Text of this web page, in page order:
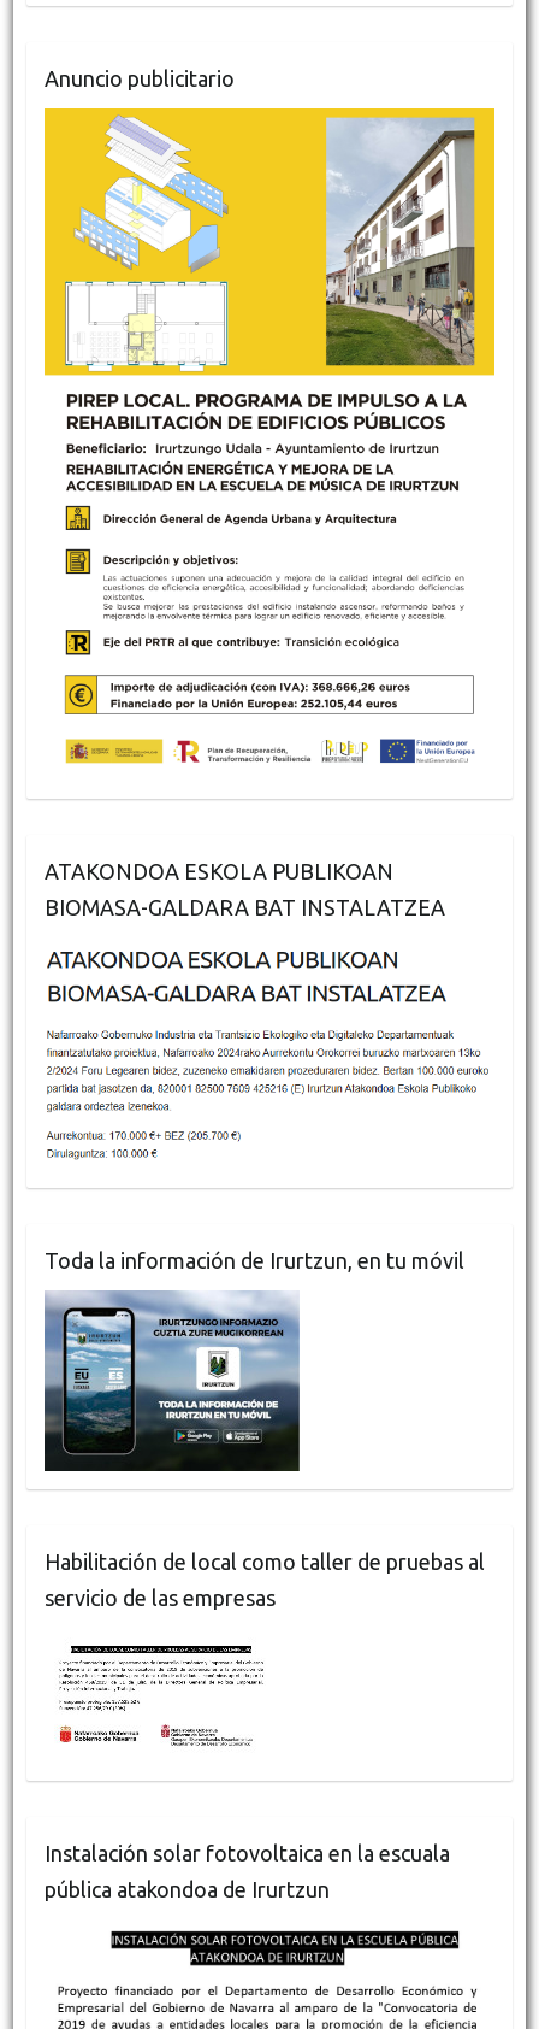
Anuncio publicitario
ATAKONDOA ESKOLA PUBLIKOAN
BIOMASA-GALDARA BAT INSTALATZEA
Toda la información de Irurtzun, en tu móvil
Habilitación de local como taller de pruebas al
servicio de las empresas
Instalación solar fotovoltaica en la escuala
pública atakondoa de Irurtzun